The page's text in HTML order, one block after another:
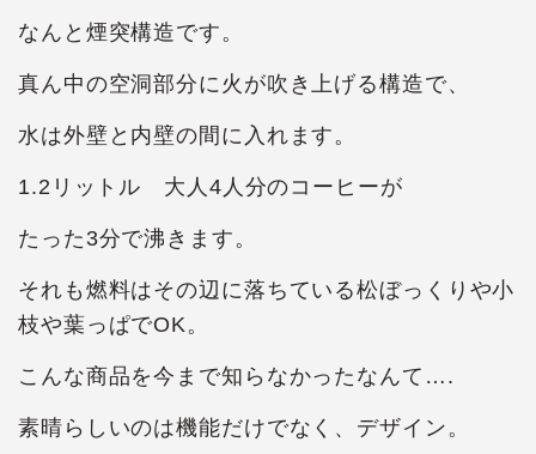
なんと煙突構造です。
真ん中の空洞部分に火が吹き上げる構造で、
水は外壁と内壁の間に入れます。
1.2リットル 大人4人分のコーヒーが
たった3分で沸きます。
それも燃料はその辺に落ちている松ぼっくりや小
枝や葉っぱでOK。
こんな商品を今まで知らなかったなんて….
素晴らしいのは機能だけでなく、デザイン。